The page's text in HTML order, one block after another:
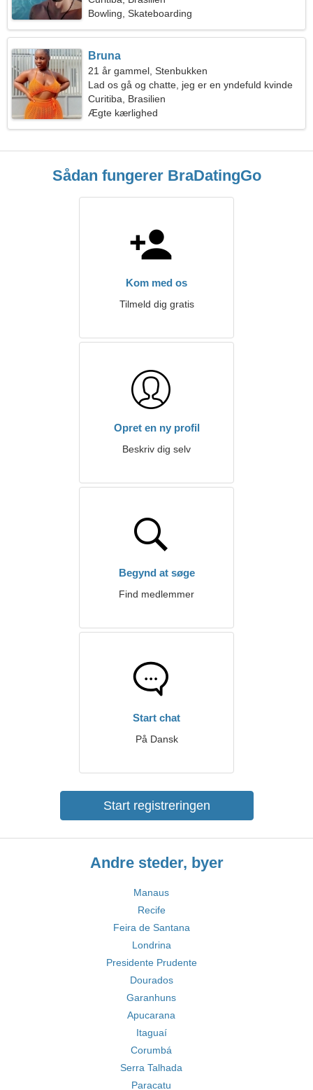
Bowling, Skateboarding
Bruna
21 år gammel, Stenbukken
Lad os gå og chatte, jeg er en yndefuld kvinde
Curitiba, Brasilien
Ægte kærlighed
Sådan fungerer BraDatingGo
Kom med os
Tilmeld dig gratis
Opret en ny profil
Beskriv dig selv
Begynd at søge
Find medlemmer
Start chat
På Dansk
Start registreringen
Andre steder, byer
Manaus
Recife
Feira de Santana
Londrina
Presidente Prudente
Dourados
Garanhuns
Apucarana
Itaguaí
Corumbá
Serra Talhada
Paracatu